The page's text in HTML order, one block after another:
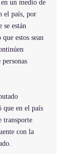
un medio de
el país, por
se están
estos sean
que en el país
transporte
con la